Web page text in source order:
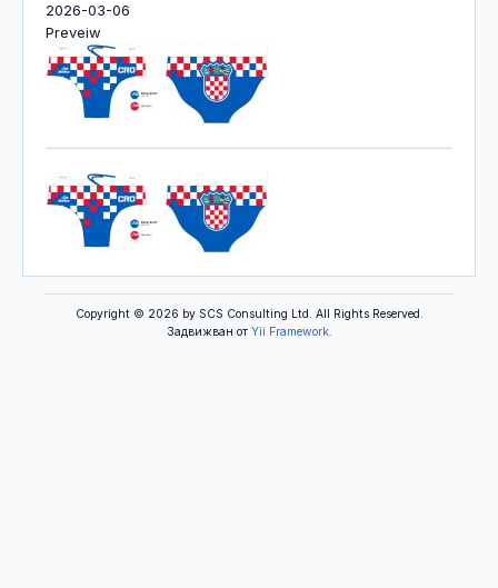
2026-03-06
Preveiw
Copyright © 2026 by SCS Consulting Ltd. All Rights Reserved.
Задвижван от Yii Framework.